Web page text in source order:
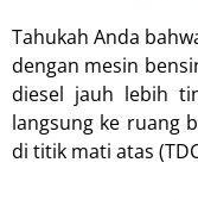
Tahukah Anda
dengan mesin
diesel jauh lebih
langsung ke ruang
di titik mati atas